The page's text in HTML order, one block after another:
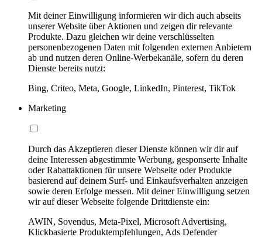
Mit deiner Einwilligung informieren wir dich auch abseits
unserer Website über Aktionen und zeigen dir relevante
Produkte. Dazu gleichen wir deine verschlüsselten
personenbezogenen Daten mit folgenden externen Anbietern
ab und nutzen deren Online-Werbekanäle, sofern du deren
Dienste bereits nutzt:
Bing, Criteo, Meta, Google, LinkedIn, Pinterest, TikTok
Marketing
Durch das Akzeptieren dieser Dienste können wir dir auf
deine Interessen abgestimmte Werbung, gesponserte Inhalte
oder Rabattaktionen für unsere Webseite oder Produkte
basierend auf deinem Surf- und Einkaufsverhalten anzeigen
sowie deren Erfolge messen. Mit deiner Einwilligung setzen
wir auf dieser Webseite folgende Drittdienste ein:
AWIN, Sovendus, Meta-Pixel, Microsoft Advertising,
Klickbasierte Produktempfehlungen, Ads Defender